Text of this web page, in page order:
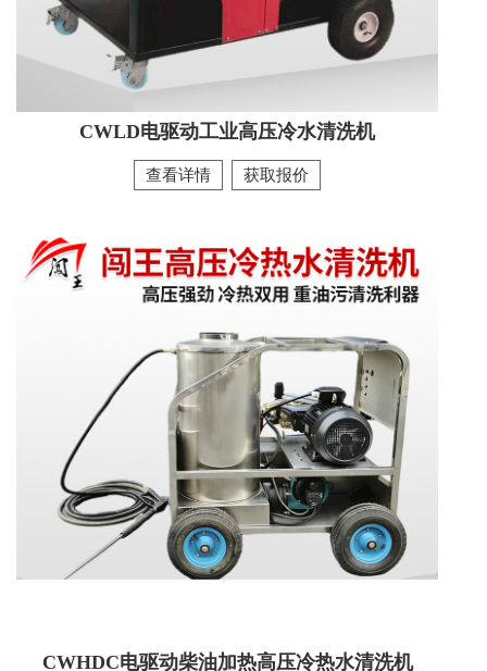
CWLD电驱动工业高压冷水清洗机
查看详情 获取报价
厂、养殖场、工程车辆、管道等工业及商用清洁，耐用稳
定、移动方便、清洁效率高。
CWHDC电驱动柴油加热高压冷热水清洗机
闯王CWQ25-18汽油驱动高压冷水
清洗机
暂无信息
查看详情